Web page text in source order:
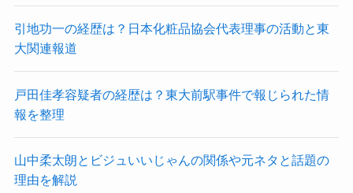
引地功一の経歴は？日本化粧品協会代表理事の活動と東
大関連報道
戸田佳孝容疑者の経歴は？東大前駅事件で報じられた情
報を整理
山中柔太朗とビジュいいじゃんの関係や元ネタと話題の
理由を解説